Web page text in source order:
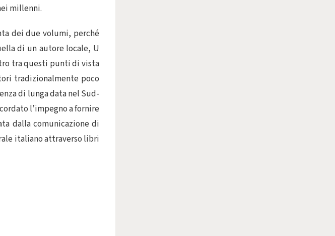
millenni.
dei due volumi, perché
di un autore locale, U
tra questi punti di vista
tradizionalmente poco
di lunga data nel Sud-
l’impegno a fornire
dalla comunicazione di
italiano attraverso libri